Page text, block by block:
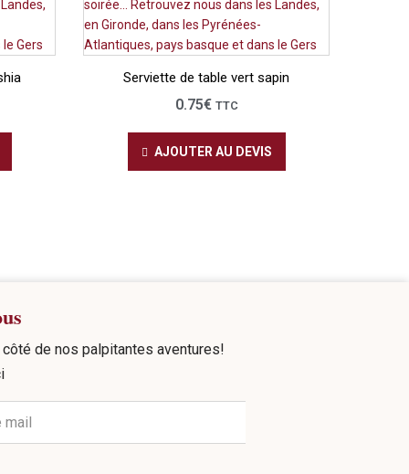
Serviette de table vert sapin
0.75€ TTC
AJOUTER AU DEVIS
de nos palpitantes aventures!